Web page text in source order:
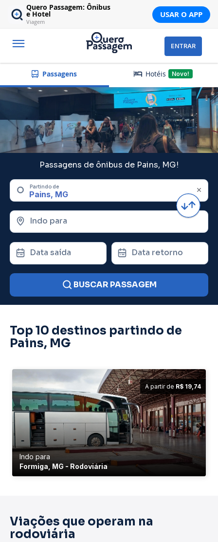
Quero Passagem: Ônibus
e Hotel
Viagem
USAR O APP
ENTRAR
Passagens Hotéis Novo!
Passagens de ônibus de Pains, MG!
Partindo de
Indo para
Data saída Data retorno
BUSCAR PASSAGEM
Top 10 destinos partindo de
Pains, MG
A partir de R$ 19,74
Indo para
Formiga, MG - Rodoviária
Viações que operam na
rodoviária